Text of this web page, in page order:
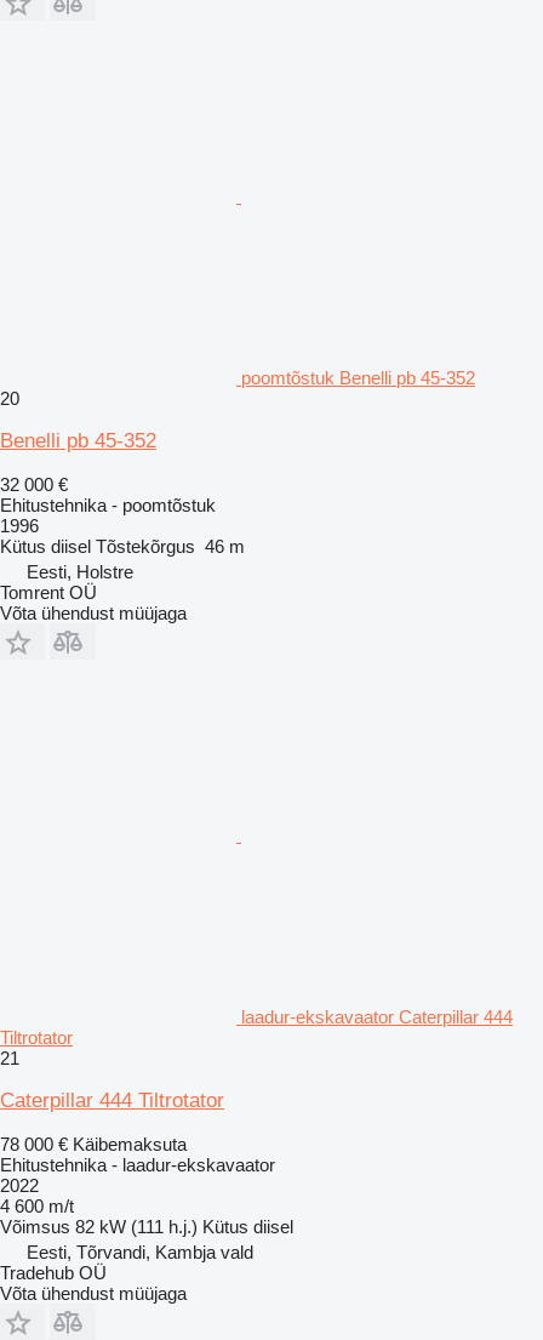
poomtõstuk Benelli pb 45-352
20
Benelli pb 45-352
32 000 €
Ehitustehnika - poomtõstuk
1996
Kütus diisel Tõstekõrgus 46 m
Eesti, Holstre
Tomrent OÜ
Võta ühendust müüjaga
laadur-ekskavaator Caterpillar 444
Tiltrotator
21
Caterpillar 444 Tiltrotator
78 000 € Käibemaksuta
Ehitustehnika - laadur-ekskavaator
2022
4 600 m/t
Võimsus 82 kW (111 h.j.) Kütus diisel
Eesti, Tõrvandi, Kambja vald
Tradehub OÜ
Võta ühendust müüjaga